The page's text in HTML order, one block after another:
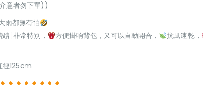
意者勿下單))
雨都無有怕
計非常特別，
方便掛响背包，又可以自動開合， 抗風速乾，
125cm